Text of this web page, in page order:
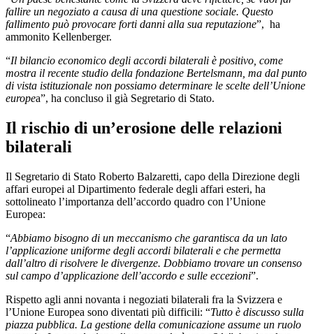
fallire un negoziato a causa di una questione sociale. Questo
fallimento può provocare forti danni alla sua reputazione”, ha
ammonito Kellenberger.
“Il bilancio economico degli accordi bilaterali è positivo, come
mostra il recente studio della fondazione Bertelsmann, ma dal punto
di vista istituzionale non possiamo determinare le scelte dell’Unione
europea”, ha concluso il già Segretario di Stato.
Il rischio di un’erosione delle relazioni
bilaterali
Il Segretario di Stato Roberto Balzaretti, capo della Direzione degli
affari europei al Dipartimento federale degli affari esteri, ha
sottolineato l’importanza dell’accordo quadro con l’Unione
Europea:
“Abbiamo bisogno di un meccanismo che garantisca da un lato
l’applicazione uniforme degli accordi bilaterali e che permetta
dall’altro di risolvere le divergenze. Dobbiamo trovare un consenso
sul campo d’applicazione dell’accordo e sulle eccezioni”.
Rispetto agli anni novanta i negoziati bilaterali fra la Svizzera e
l’Unione Europea sono diventati più difficili: “Tutto è discusso sulla
piazza pubblica. La gestione della comunicazione assume un ruolo